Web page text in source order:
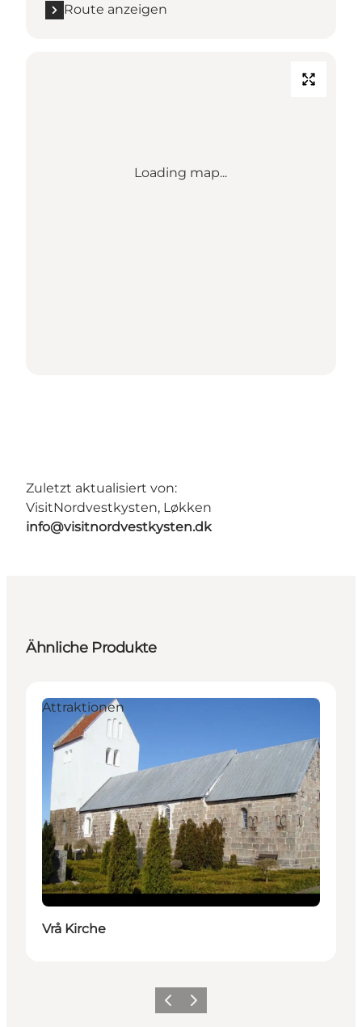
Route anzeigen
Loading map...
Zuletzt aktualisiert von:
VisitNordvestkysten, Løkken
info@visitnordvestkysten.dk
Ähnliche Produkte
Attraktionen
Vrå Kirche
ZurückWeiter